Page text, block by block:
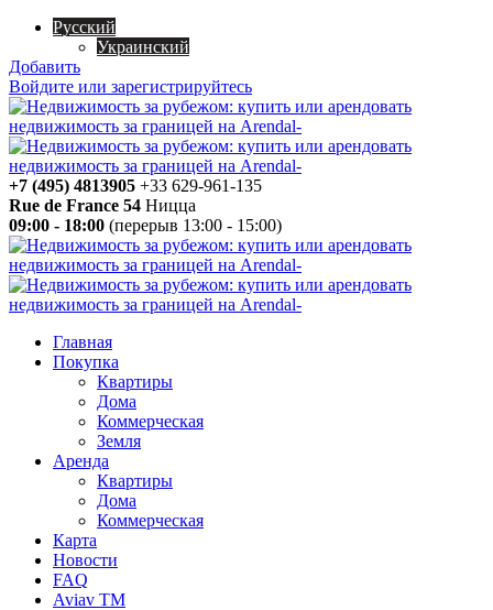
Русский
Украинский
Добавить
Войдите или зарегистрируйтесь
+7 (495) 4813905 +33 629-961-135
Rue de France 54 Ницца
09:00 - 18:00 (перерыв 13:00 - 15:00)
Главная
Покупка
Квартиры
Дома
Коммерческая
Земля
Аренда
Квартиры
Дома
Коммерческая
Карта
Новости
FAQ
Aviav TM